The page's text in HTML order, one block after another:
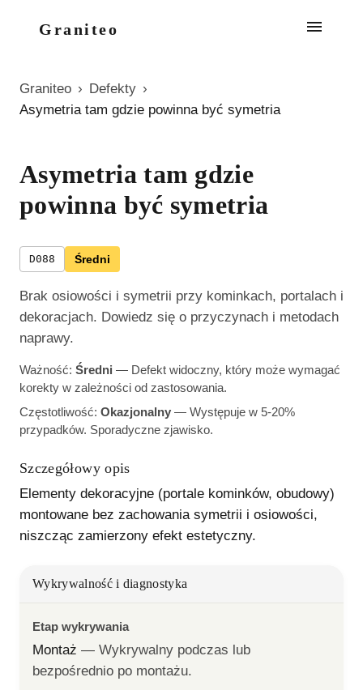
Graniteo
Graniteo › Defekty ›
Asymetria tam gdzie powinna być symetria
Asymetria tam gdzie
powinna być symetria
D088 Średni
Brak osiowości i symetrii przy kominkach, portalach i
dekoracjach. Dowiedz się o przyczynach i metodach
naprawy.
Ważność: Średni — Defekt widoczny, który może wymagać
korekty w zależności od zastosowania.
Częstotliwość: Okazjonalny — Występuje w 5-20%
przypadków. Sporadyczne zjawisko.
Szczegółowy opis
Elementy dekoracyjne (portale kominków, obudowy)
montowane bez zachowania symetrii i osiowości,
niszcząc zamierzony efekt estetyczny.
Wykrywalność i diagnostyka
Etap wykrywania
Montaż — Wykrywalny podczas lub
bezpośrednio po montażu.